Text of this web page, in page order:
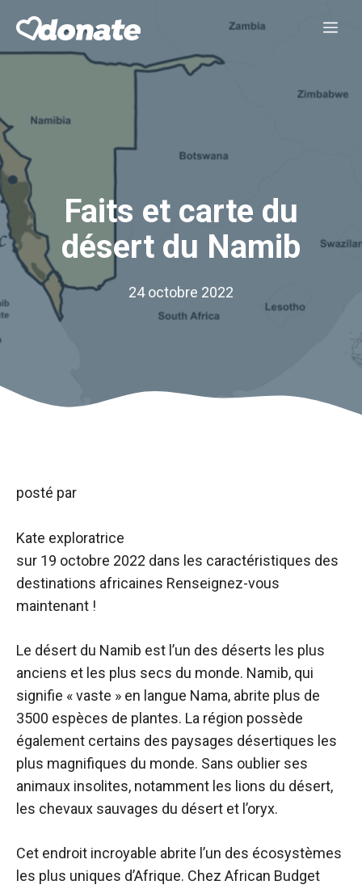
contenu
Faits et carte du
désert du Namib
24 octobre 2022
posté par
Kate exploratrice
sur 19 octobre 2022 dans les caractéristiques des
destinations africaines Renseignez-vous
maintenant !
Le désert du Namib est l’un des déserts les plus
anciens et les plus secs du monde. Namib, qui
signifie « vaste » en langue Nama, abrite plus de
3500 espèces de plantes. La région possède
également certains des paysages désertiques les
plus magnifiques du monde. Sans oublier ses
animaux insolites, notamment les lions du désert,
les chevaux sauvages du désert et l’oryx.
Cet endroit incroyable abrite l’un des écosystèmes
les plus uniques d’Afrique. Chez African Budget